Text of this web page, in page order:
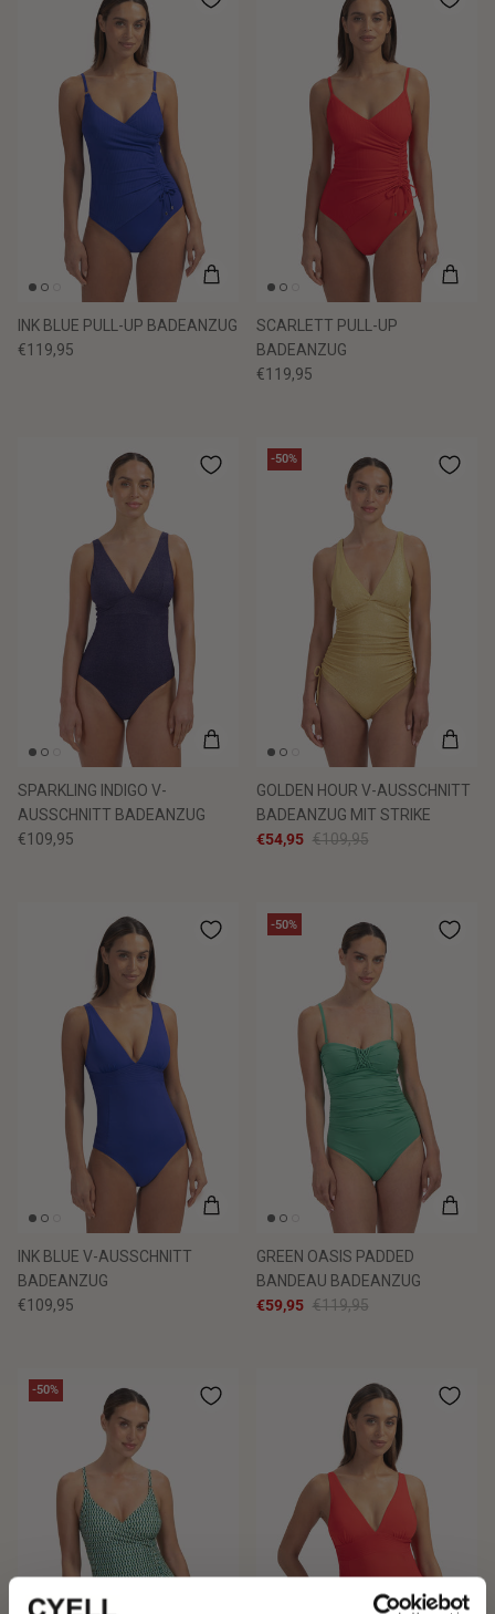
INK BLUE PULL-UP BADEANZUG
€119,95
SCARLETT PULL-UP
BADEANZUG
€119,95
SPARKLING INDIGO V-
AUSSCHNITT BADEANZUG
€109,95
-50%
GOLDEN HOUR V-AUSSCHNITT
BADEANZUG MIT STRIKE
€54,95 €109,95
INK BLUE V-AUSSCHNITT
BADEANZUG
€109,95
-50%
GREEN OASIS PADDED
BANDEAU BADEANZUG
€59,95 €119,95
-50%